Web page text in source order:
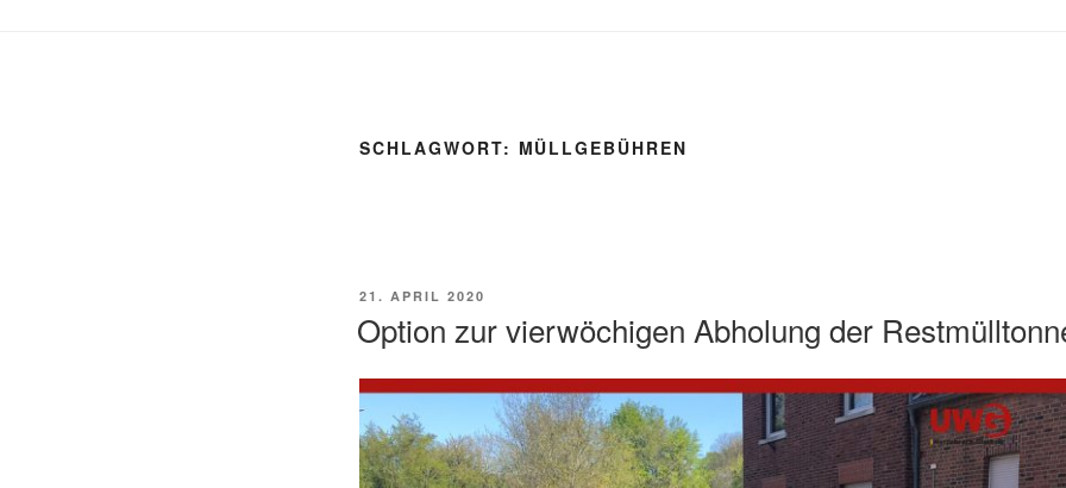
SCHLAGWORT: MÜLLGEBÜHREN
VERÖFFENTLICHT
21. APRIL 2020
Option zur vierwöchigen Abholung der